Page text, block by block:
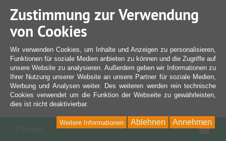
Zustimmung zur Verwendung
von Cookies
Wir verwenden Cookies, um Inhalte und Anzeigen zu personalisieren,
Funktionen für soziale Medien anbieten zu können und die Zugriffe auf
unsere Website zu analysieren. Außerdem geben wir Informationen zu
Ihrer Nutzung unserer Website an unsere Partner für soziale Medien,
Werbung und Analysen weiter. Des weiteren werden rein technische
Cookies verwendet um die Funktion der Webseite zu gewährleisten,
dies ist nicht deaktivierbar.
Annehmen
Ablehnen
Weitere Informationen